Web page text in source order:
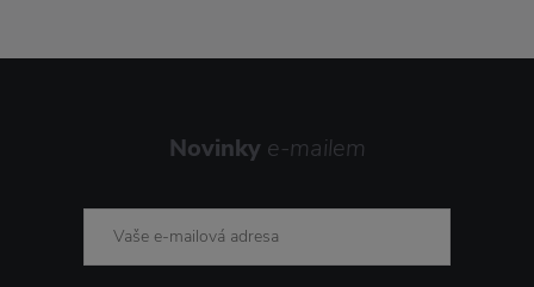
Novinky e-mailem